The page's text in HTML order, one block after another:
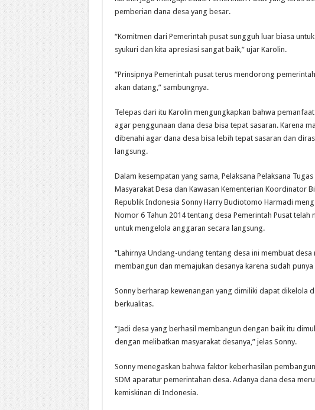
pemberian dana desa yang besar.
“Komitmen dari Pemerintah pusat sungguh luar biasa
syukuri dan kita apresiasi sangat baik,” ujar Karolin.
“Prinsipnya Pemerintah pusat terus mendorong
akan datang,” sambungnya.
Telepas dari itu Karolin mengungkapkan bahwa
agar penggunaan dana desa bisa tepat sasaran. Karena
dibenahi agar dana desa bisa lebih tepat sasaran dan
langsung.
Dalam kesempatan yang sama, Pelaksana Pelaksana
Masyarakat Desa dan Kawasan Kementerian Koordinator
Republik Indonesia Sonny Harry Budiotomo Harmadi
Nomor 6 Tahun 2014 tentang desa Pemerintah Pusat
untuk mengelola anggaran secara langsung.
“Lahirnya Undang-undang tentang desa ini membuat
membangun dan memajukan desanya karena sudah
Sonny berharap kewenangan yang dimiliki dapat dikelola
berkualitas.
“Jadi desa yang berhasil membangun dengan baik itu
dengan melibatkan masyarakat desanya,” jelas Sonny.
Sonny menegaskan bahwa faktor keberhasilan
SDM aparatur pemerintahan desa. Adanya dana desa
kemiskinan di Indonesia.